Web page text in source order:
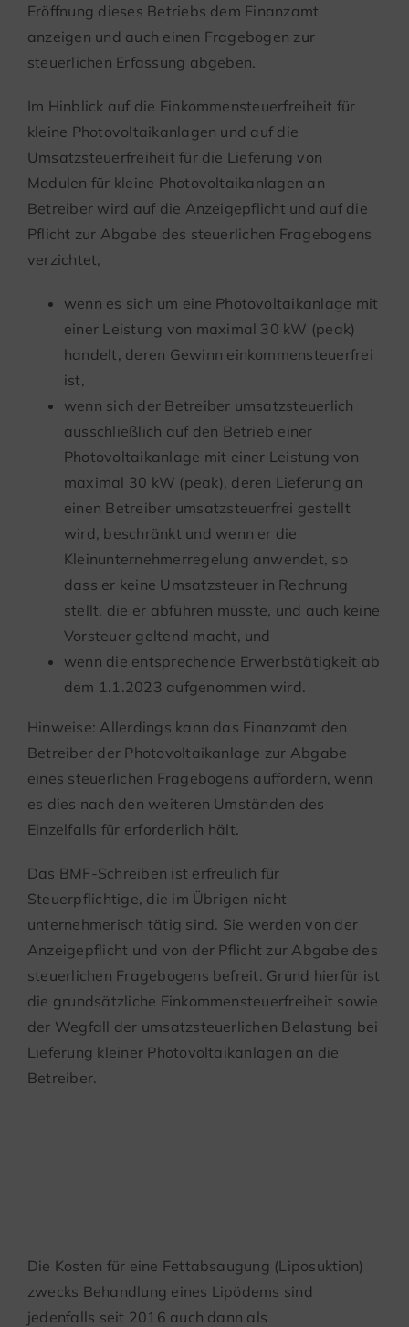
Eröffnung dieses Betriebs dem Finanzamt
anzeigen und auch einen Fragebogen zur
steuerlichen Erfassung abgeben.
Im Hinblick auf die Einkommensteuerfreiheit für
kleine Photovoltaikanlagen und auf die
Umsatzsteuerfreiheit für die Lieferung von
Modulen für kleine Photovoltaikanlagen an
Betreiber wird auf die Anzeigepflicht und auf die
Pflicht zur Abgabe des steuerlichen Fragebogens
verzichtet,
wenn es sich um eine Photovoltaikanlage mit
einer Leistung von maximal 30 kW (peak)
handelt, deren Gewinn einkommensteuerfrei
ist,
wenn sich der Betreiber umsatzsteuerlich
ausschließlich auf den Betrieb einer
Photovoltaikanlage mit einer Leistung von
maximal 30 kW (peak), deren Lieferung an
einen Betreiber umsatzsteuerfrei gestellt
wird, beschränkt und wenn er die
Kleinunternehmerregelung anwendet, so
dass er keine Umsatzsteuer in Rechnung
stellt, die er abführen müsste, und auch keine
Vorsteuer geltend macht, und
wenn die entsprechende Erwerbstätigkeit ab
dem 1.1.2023 aufgenommen wird.
Hinweise: Allerdings kann das Finanzamt den
Betreiber der Photovoltaikanlage zur Abgabe
eines steuerlichen Fragebogens auffordern, wenn
es dies nach den weiteren Umständen des
Einzelfalls für erforderlich hält.
Das BMF-Schreiben ist erfreulich für
Steuerpflichtige, die im Übrigen nicht
unternehmerisch tätig sind. Sie werden von der
Anzeigepflicht und von der Pflicht zur Abgabe des
steuerlichen Fragebogens befreit. Grund hierfür ist
die grundsätzliche Einkommensteuerfreiheit sowie
der Wegfall der umsatzsteuerlichen Belastung bei
Lieferung kleiner Photovoltaikanlagen an die
Betreiber.
Die Kosten für eine Fettabsaugung (Liposuktion)
zwecks Behandlung eines Lipödems sind
jedenfalls seit 2016 auch dann als